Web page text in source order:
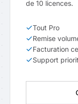
de 10 licences.
Tout Pro
Remise
Facturation
Support